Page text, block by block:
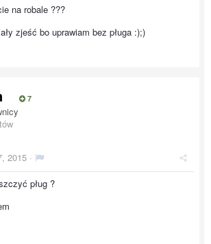
na robale ???
zjeść bo uprawiam bez pługa :);)
7
2015 ·
pług ?